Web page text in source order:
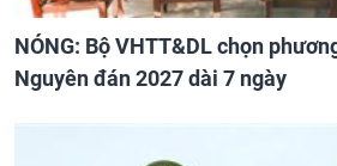
NÓNG: Bộ VHTT&DL chọn
Nguyên đán 2027 dài 7 ngày